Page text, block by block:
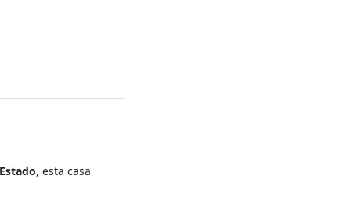
, esta casa